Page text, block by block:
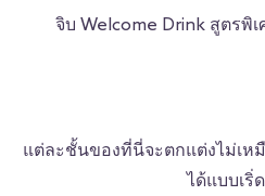
จิบ Welcome Drink สูตรพิ
แต่ละชั้นของที่นี่จะตกแต่งไม่เห
ได้แบบเริ่